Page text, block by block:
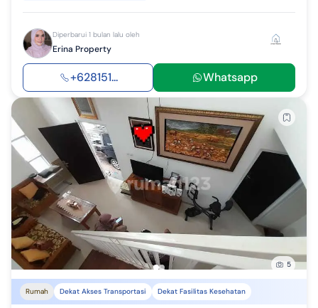
Diperbarui 1 bulan lalu oleh
Erina Property
+628151... Whatsapp
5
Rumah Dekat Akses Transportasi Dekat Fasilitas Kesehatan